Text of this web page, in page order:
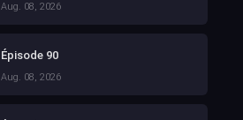
Aug. 08, 2026
Épisode 90
Aug. 08, 2026